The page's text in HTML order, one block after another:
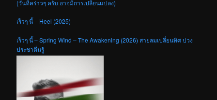
(วันที่คร่าวๆ ครับ อาจมีการเปลี่ยนแปลง)
เร็วๆ นี้ – Heel (2025)
เร็วๆ นี้ – Spring Wind – The Awakening (2026) สายลมเปลี่ยนทิศ ปวง
ประชาตื่นรู้